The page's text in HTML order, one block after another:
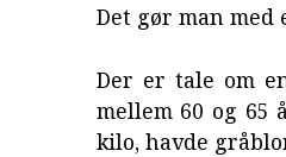
Det gør man med
Der er tale om
mellem 60 og 65
kilo, havde